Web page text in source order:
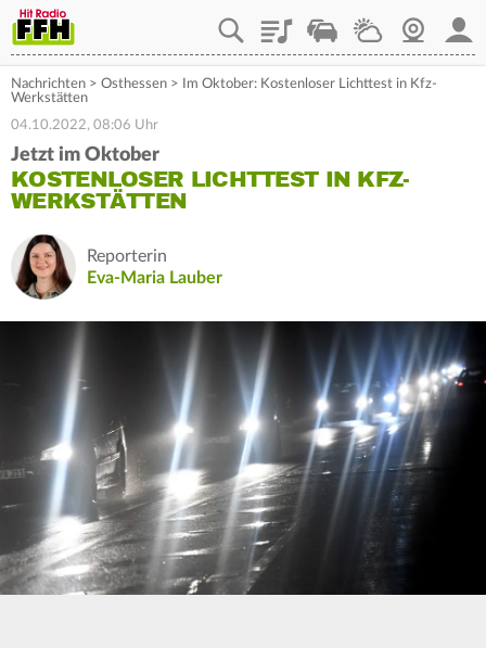
PlaylistStaupilotWetterWebcam
Nachrichten > Osthessen >
Im Oktober: Kostenloser Lichttest in Kfz-
Werkstätten
04.10.2022, 08:06 Uhr
Jetzt im Oktober
KOSTENLOSER LICHTTEST IN KFZ-
WERKSTÄTTEN
Reporterin
Eva-Maria Lauber